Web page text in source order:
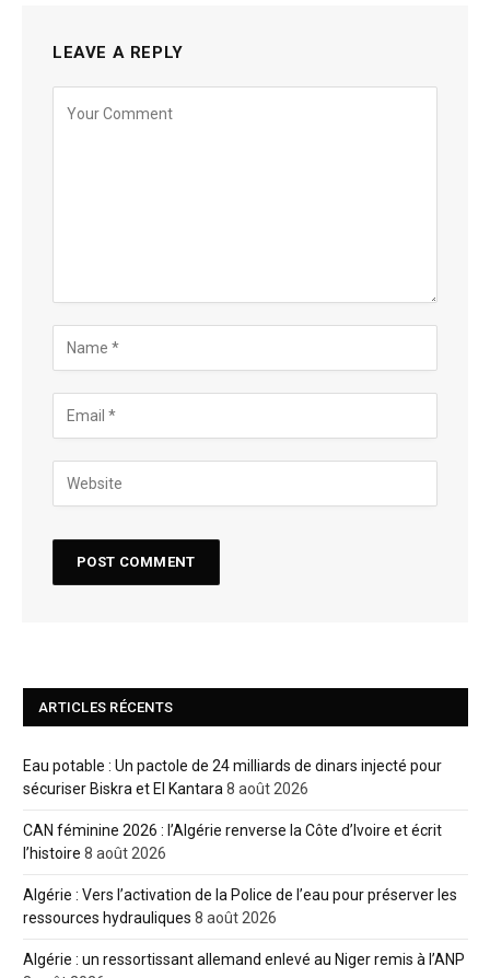
LEAVE A REPLY
ARTICLES RÉCENTS
Eau potable : Un pactole de 24 milliards de dinars injecté pour
sécuriser Biskra et El Kantara8 août 2026
CAN féminine 2026 : l’Algérie renverse la Côte d’Ivoire et écrit
l’histoire 8 août 2026
Algérie : Vers l’activation de la Police de l’eau pour préserver les
ressources hydrauliques 8 août 2026
Algérie : un ressortissant allemand enlevé au Niger remis à l’ANP